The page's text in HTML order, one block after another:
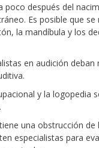
poco después del
Es posible que se
la mandíbula y los
en audición deban
y la logopedia
una obstrucción de
especialistas para